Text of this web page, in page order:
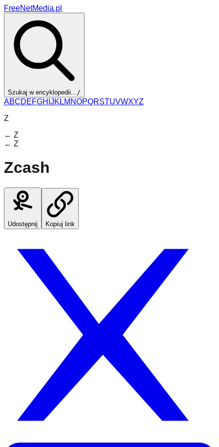
FreeNetMedia.pl
Szukaj w encyklopedii.../
ABCDEFGH JK LM NOPQRSTUVWXYZ
Z
← Z
← Z
Zcash
Udostępnij Kopiuj link